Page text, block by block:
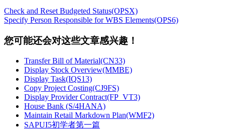
Check and Reset Budgeted Status(OPSX)
Specify Person Responsible for WBS Elements(OPS6)
您可能还会对这些文章感兴趣！
Transfer Bill of Material(CN33)
Display Stock Overview(MMBE)
Display Task(IQS13)
Copy Project Costing(CJ9FS)
Display Provider Contract(FP_VT3)
House Bank (S/4HANA)
Maintain Retail Markdown Plan(WMF2)
SAPUI5初学者第一篇